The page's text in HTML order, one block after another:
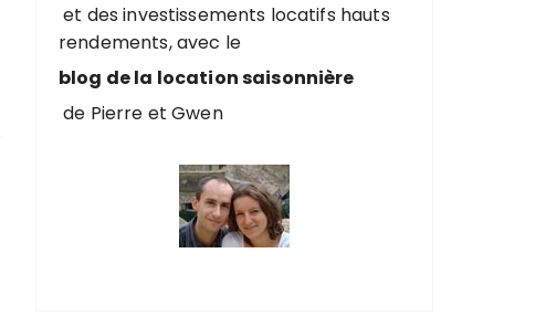
et des investissements locatifs hauts
rendements, avec le
blog de la location saisonnière
de Pierre et Gwen